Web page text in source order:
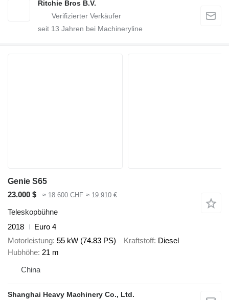
Ritchie Bros B.V.
seit 13 Jahren bei Machineryline
Genie S65
23.000 $
≈ 18.600 CHF ≈ 19.910 €
Teleskopbühne
2018
Euro 4
Motorleistung 55 kW (74.83 PS) Kraftstoff Diesel
Hubhöhe 21 m
China
Shanghai Heavy Machinery Co., Ltd.